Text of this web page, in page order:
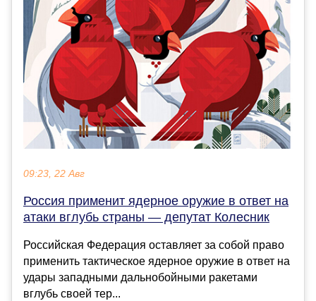
09:23, 22 Авг
Россия применит ядерное оружие в ответ на
атаки вглубь страны — депутат Колесник
Российская Федерация оставляет за собой право
применить тактическое ядерное оружие в ответ на
удары западными дальнобойными ракетами
вглубь своей тер...